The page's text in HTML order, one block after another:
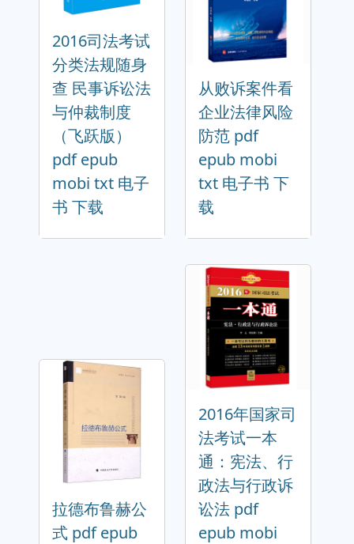
2016司法考试
分类法规随身
查 民事诉讼法
与仲裁制度
（飞跃版）
pdf epub
mobi txt 电子
书 下载
从败诉案件看
企业法律风险
防范 pdf
epub mobi
txt 电子书 下
载
拉德布鲁赫公
式 pdf epub
2016年国家司
法考试一本
通：宪法、行
政法与行政诉
讼法 pdf
epub mobi